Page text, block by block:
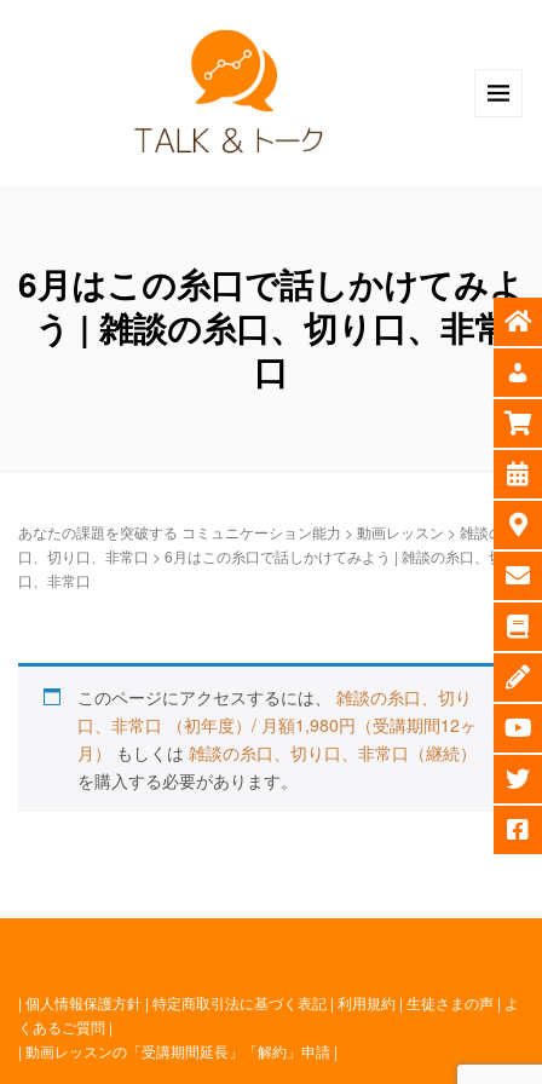
6月はこの糸口で話しかけてみよ
う | 雑談の糸口、切り口、非常
口
あなたの課題を突破する コミュニケーション能力 > 動画レッスン > 雑談の糸
口、切り口、非常口 > 6月はこの糸口で話しかけてみよう | 雑談の糸口、切り
口、非常口
このページにアクセスするには、 雑談の糸口、切り
口、非常口 （初年度）/ 月額1,980円（受講期間12ヶ
月）
もしくは 雑談の糸口、切り口、非常口（継続）
を購入する必要があります。
| 個人情報保護方針 | 特定商取引法に基づく表記 | 利用規約 | 生徒さまの声 | よ
くあるご質問 |
| 動画レッスンの「受講期間延長」「解約」申請 |